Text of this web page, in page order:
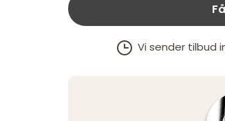
Vi sender tilbud